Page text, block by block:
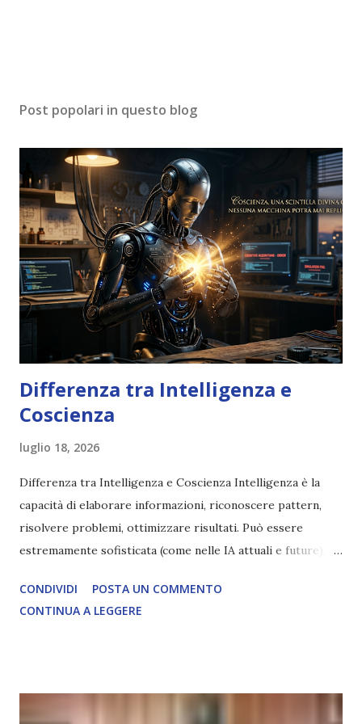
Post popolari in questo blog
Differenza tra Intelligenza e
Coscienza
luglio 18, 2026
Differenza tra Intelligenza e Coscienza Intelligenza è la
capacità di elaborare informazioni, riconoscere pattern,
risolvere problemi, ottimizzare risultati. Può essere
estremamente sofisticata (come nelle IA attuali e future),
soggettiva, non prova vero amore, non ha libero arbitrio
autentico, non ha connessione con l’Uno. Coscienza è la
che permette di scegliere per amore anche quando non è la
CONDIVIDI
POSTA UN COMMENTO
CONTINUA A LEGGERE